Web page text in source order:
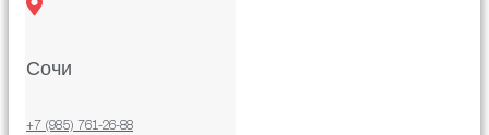
Сочи
+7 (985) 761-26-88